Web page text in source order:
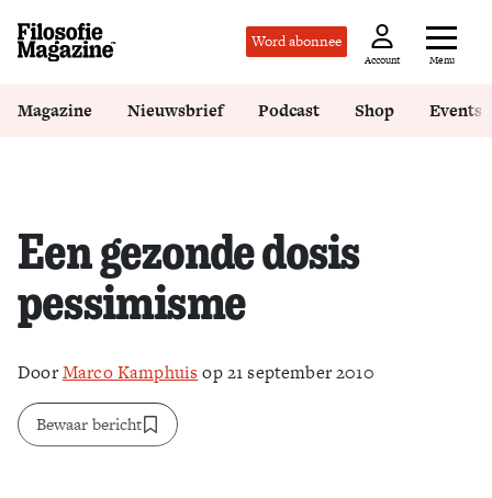
Word abonnee
Account Menu
Magazine Nieuwsbrief Podcast Shop Events
Een gezonde dosis
pessimisme
DoorMarco Kamphuis op 21 september 2010
Bewaar bericht